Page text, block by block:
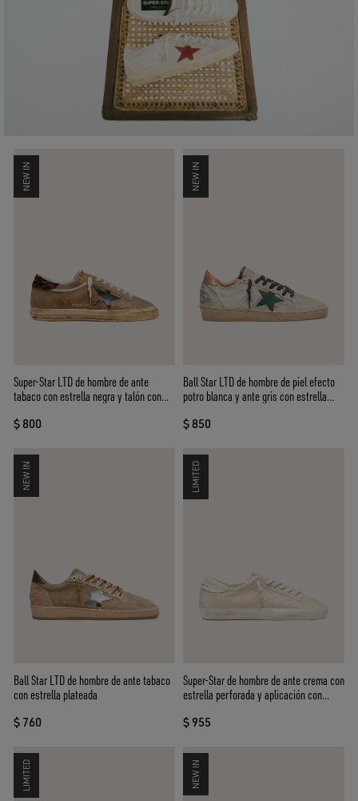
NEW IN
Super-Star LTD de hombre de ante
tabaco con estrella negra y talón con
$ 800
NEW IN
Ball Star LTD de hombre de piel efecto
potro blanca y ante gris con estrella
$ 850
NEW IN
Ball Star LTD de hombre de ante tabaco
con estrella plateada
$ 760
LIMITED
Super-Star de hombre de ante crema con
estrella perforada y aplicación con
$ 955
LIMITED NEW IN